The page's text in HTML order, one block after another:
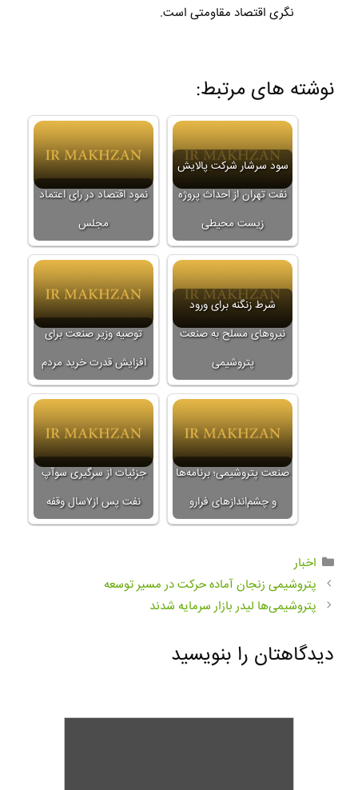
نگری اقتصاد مقاومتی است.
نوشته های مرتبط:
نمود اقتصاد در رای اعتماد
مجلس
سود سرشار شرکت پالایش
نفت تهران از احداث پروژه
زیست محیطی
توصیه وزیر صنعت برای
افزایش قدرت خرید مردم
شرط زنگنه برای ورود
نیروهای مسلح به صنعت
پتروشیمی
جزئیات از سرگیری سوآپ
نفت پس از۷سال وقفه
صنعت پتروشیمی؛ برنامه‌ها
و چشم‌اندازهای فرا‌رو
اخبار
پتروشیمی زنجان آماده حرکت در مسیر توسعه
پتروشیمی‌ها لیدر بازار سرمایه شدند
دیدگاهتان را بنویسید